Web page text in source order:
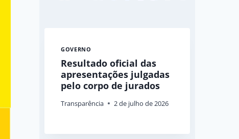
GOVERNO
Resultado oficial das
apresentações julgadas
pelo corpo de jurados
Transparência 2 de julho de 2026